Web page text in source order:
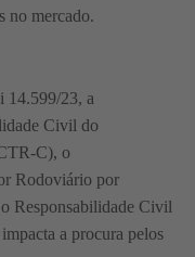
no mercado.
14.599/23, a
Civil do
C), o
Rodoviário por
Responsabilidade Civil
a procura pelos